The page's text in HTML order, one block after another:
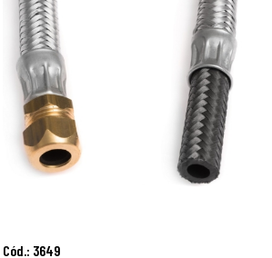
Cód.: 3649Adicionar